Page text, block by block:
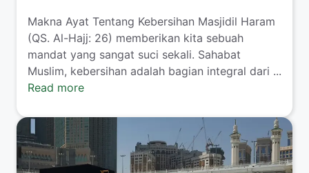
Makna Ayat Tentang Kebersihan Masjidil Haram
(QS. Al-Hajj: 26) memberikan kita sebuah
mandat yang sangat suci sekali. Sahabat
Muslim, kebersihan adalah bagian integral dari ...
Read more